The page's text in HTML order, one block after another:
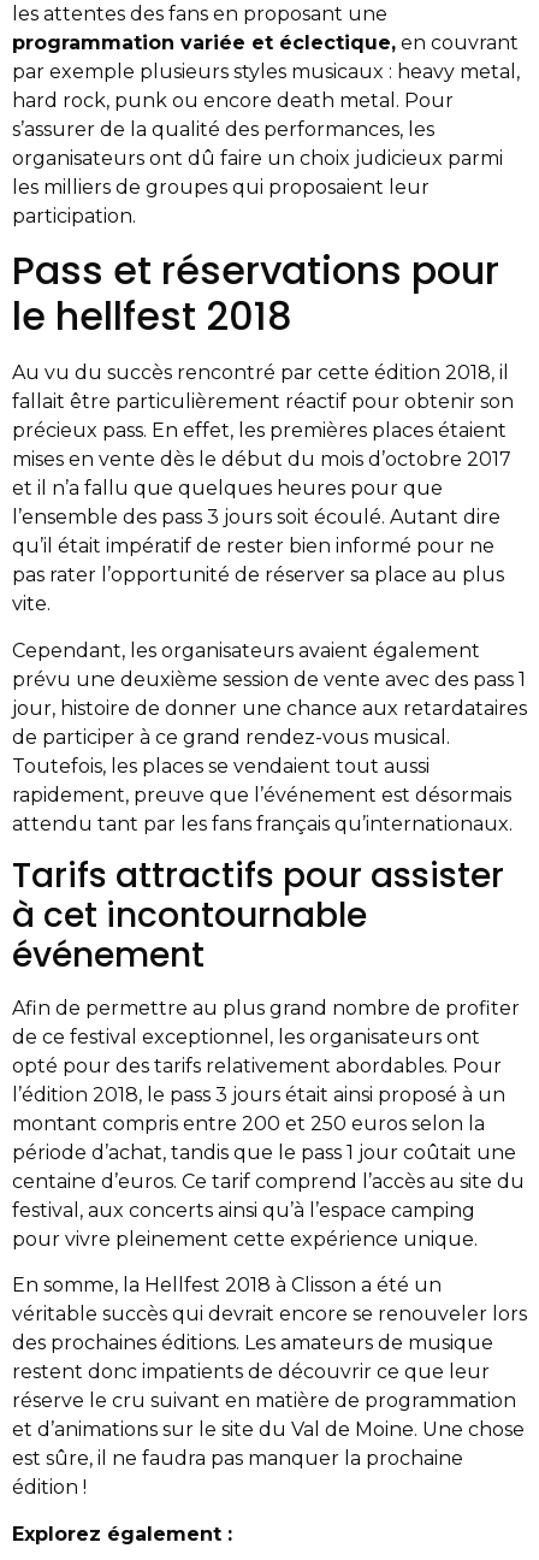
les attentes des fans en proposant une
programmation variée et éclectique, en couvrant
par exemple plusieurs styles musicaux : heavy metal,
hard rock, punk ou encore death metal. Pour
s’assurer de la qualité des performances, les
organisateurs ont dû faire un choix judicieux parmi
les milliers de groupes qui proposaient leur
participation.
Pass et réservations pour
le hellfest 2018
Au vu du succès rencontré par cette édition 2018, il
fallait être particulièrement réactif pour obtenir son
précieux pass. En effet, les premières places étaient
mises en vente dès le début du mois d’octobre 2017
et il n’a fallu que quelques heures pour que
l’ensemble des pass 3 jours soit écoulé. Autant dire
qu’il était impératif de rester bien informé pour ne
pas rater l’opportunité de réserver sa place au plus
vite.
Cependant, les organisateurs avaient également
prévu une deuxième session de vente avec des pass 1
jour, histoire de donner une chance aux retardataires
de participer à ce grand rendez-vous musical.
Toutefois, les places se vendaient tout aussi
rapidement, preuve que l’événement est désormais
attendu tant par les fans français qu’internationaux.
Tarifs attractifs pour assister
à cet incontournable
événement
Afin de permettre au plus grand nombre de profiter
de ce festival exceptionnel, les organisateurs ont
opté pour des tarifs relativement abordables. Pour
l’édition 2018, le pass 3 jours était ainsi proposé à un
montant compris entre 200 et 250 euros selon la
période d’achat, tandis que le pass 1 jour coûtait une
centaine d’euros. Ce tarif comprend l’accès au site du
festival, aux concerts ainsi qu’à l’espace camping
pour vivre pleinement cette expérience unique.
En somme, la Hellfest 2018 à Clisson a été un
véritable succès qui devrait encore se renouveler lors
des prochaines éditions. Les amateurs de musique
restent donc impatients de découvrir ce que leur
réserve le cru suivant en matière de programmation
et d’animations sur le site du Val de Moine. Une chose
est sûre, il ne faudra pas manquer la prochaine
édition !
Explorez également :